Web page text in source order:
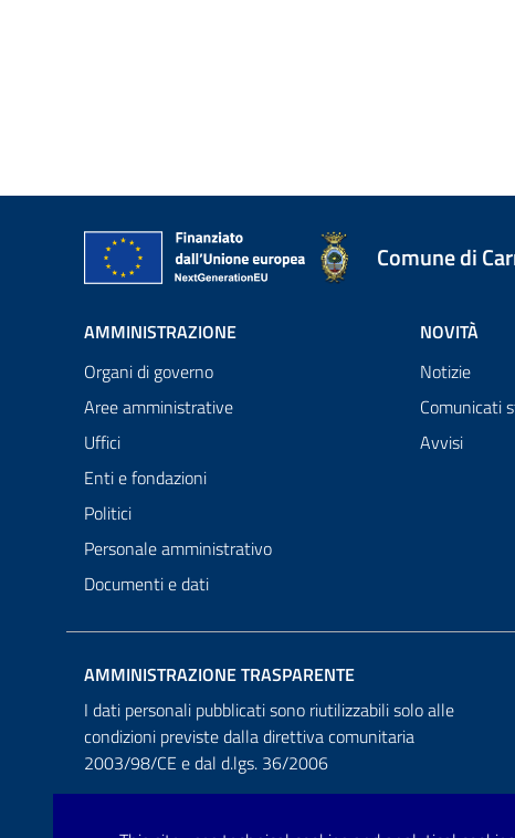
Comune di
AMMINISTRAZIONE
Organi di governo
Aree amministrative
Uffici
Enti e fondazioni
Politici
Personale amministrativo
Documenti e dati
NOVITÀ
Notizie
Comunicati
Avvisi
AMMINISTRAZIONE TRASPARENTE
I dati personali pubblicati sono riutilizzabili solo alle
condizioni previste dalla direttiva comunitaria
2003/98/CE e dal d.lgs. 36/2006